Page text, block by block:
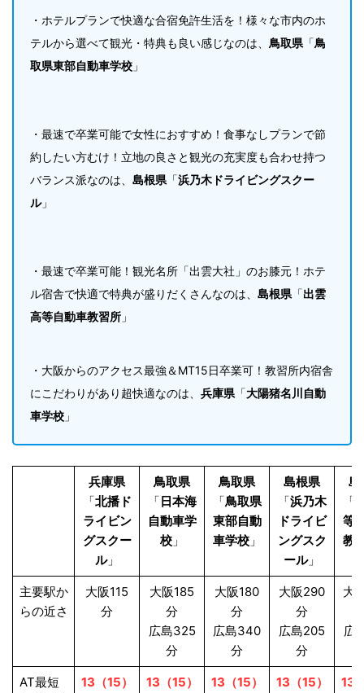
・ホテルプランで快適な合宿免許生活を！様々な市内のホ
テルから選べて観光・特典も良い感じなのは、 鳥取県 「鳥
取県東部自動車学校 」
・最速で卒業可能で女性におすすめ！食事なしプランで節
約したい方むけ！立地の良さと観光の充実度も合わせ持つ
バランス派なのは、 島根県 「浜乃木ドライビングスクー
ル」
・最速で卒業可能！観光名所「出雲大社」のお膝元！ホテ
ル宿舎で快適で特典が盛りだくさんなのは、 島根県 「出雲
高等自動車教習所 」
・大阪からのアクセス最強＆MT15日卒業可！教習所内宿舎
にこだわりがあり超快適なのは、 兵庫県 「大陽猪名川自動
車学校 」
兵庫県
「北播ド
ライビン
グスクー
ル」
鳥取県
「日本海
自動車学
校」
鳥取県
「鳥取県
東部自動
車学校」
島根県
「浜乃木
ドライビ
ングスク
ール」
島
「
等
教
主要駅か
らの近さ
大阪115
分
大阪185
分
広島325
分
大阪180
分
広島340
分
大阪290
分
広島205
分
大
広
AT最短
13（15） 13（15） 13（15） 13（15） 13